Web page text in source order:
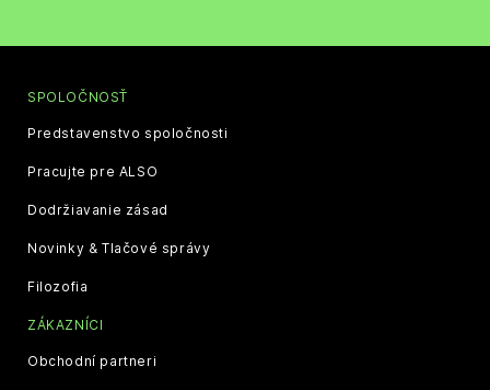
SPOLOČNOSŤ
Predstavenstvo spoločnosti
Pracujte pre ALSO
Dodržiavanie zásad
Novinky & Tlačové správy
Filozofia
ZÁKAZNÍCI
Obchodní partneri